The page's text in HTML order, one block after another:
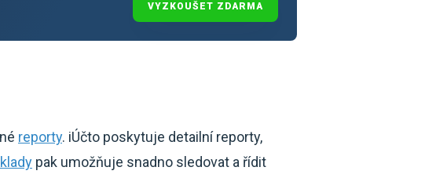
VYZKOUŠET ZDARMA
reporty. iÚčto poskytuje detailní reporty,
pak umožňuje snadno sledovat a řídit